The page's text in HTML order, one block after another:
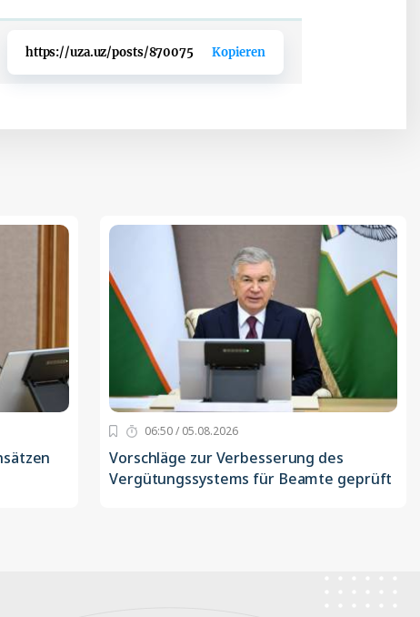
https://uza.uz/posts/870075 Kopieren
06:50 / 05.08.2026
Vorschläge zur Verbesserung des
Vergütungssystems für Beamte geprüft